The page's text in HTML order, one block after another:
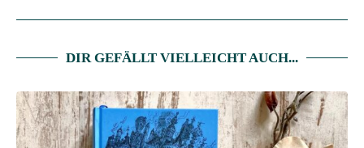
DIR GEFÄLLT VIELLEICHT AUCH...